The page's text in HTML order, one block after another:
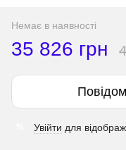
Немає в наявності
35 826 грн
Увійти для